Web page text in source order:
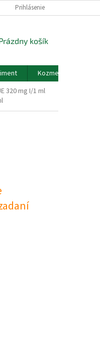
GDPR - PODMIENKY
Prihlásenie
košík
Kozmetické výrobky
320 mg I/1 ml